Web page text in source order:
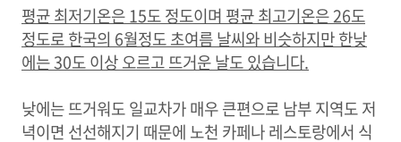
평균 최저기온은 15도 정도이며 평균 최고기온은 26도
정도로 한국의 6월정도 초여름 날씨와 비슷하지만 한낮
에는 30도 이상 오르고 뜨거운 날도 있습니다.
낮에는 뜨거워도 일교차가 매우 큰편으로 남부 지역도 저
녁이면 선선해지기 때문에 노천 카페나 레스토랑에서 식